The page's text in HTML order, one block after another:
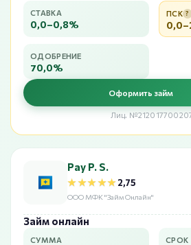
СТАВКА
0,0–0,8%
ПСК ?
ОДОБРЕНИЕ
70,0%
Оформить займ
Лиц.
Pay P. S.
★★★★★
★★★★★2,75
ООО МФК "Займ Онлайн"
Займ онлайн
СУММА СРОК